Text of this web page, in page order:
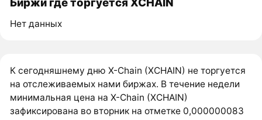
Нет данных
К сегодняшнему дню X-Chain (XCHAIN) не торгуется
на отслеживаемых нами биржах. В течение недели
минимальная цена на X-Chain (XCHAIN)
зафиксирована во вторник на отметке 0,000000083